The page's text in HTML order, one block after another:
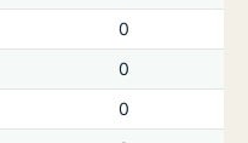
0
0
0